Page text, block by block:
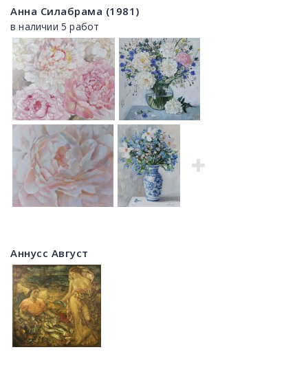
Анна Силабрама (1981)
в наличии 5 работ
Аннусс Август